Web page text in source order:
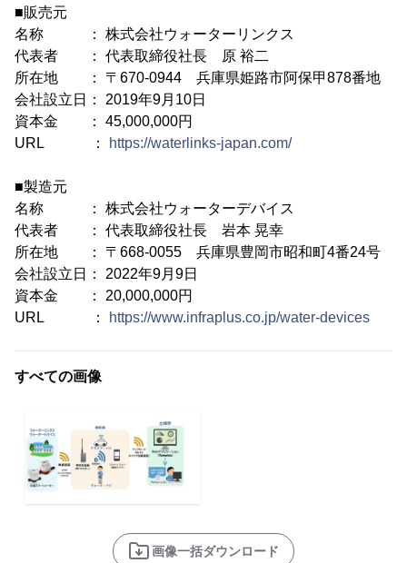
■販売元
名称 ： 株式会社ウォーターリンクス
代表者 ： 代表取締役社長 原 裕二
所在地 ： 〒670-0944 兵庫県姫路市阿保甲878番地
会社設立日： 2019年9月10日
資本金 ： 45,000,000円
URL ：
https://waterlinks-japan.com/
■製造元
名称 ： 株式会社ウォーターデバイス
代表者 ： 代表取締役社長 岩本 晃幸
所在地 ： 〒668-0055 兵庫県豊岡市昭和町4番24号
会社設立日： 2022年9月9日
資本金 ： 20,000,000円
URL ：
https://www.infraplus.co.jp/water-devices
すべての画像
画像一括ダウンロード